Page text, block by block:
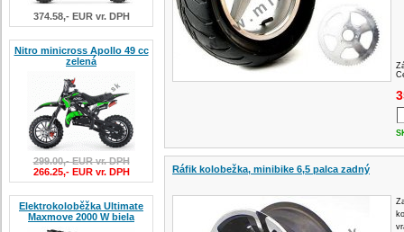
374.58,- EUR vr. DPH
Nitro minicross Apollo 49 cc
zelená
299.00,- EUR vr. DPH
266.25,- EUR vr. DPH
Elektrokoloběžka Ultimate
Maxmove 2000 W biela
Ráfik kolobežka, minibike 6,5 palca zadný